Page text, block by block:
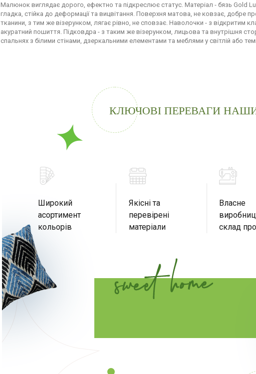
Малюнок виглядає дорого, ефектно та підкреслює статус. Матеріал - бязь Gold
гладка, стійка до деформації та вицвітання. Поверхня матова, не ковзає, добре
тканини, з тим же візерунком, лягає рівно, не сповзає. Наволочки - з відкритим
акуратний пошиття. Підковдра - з таким же візерунком, лицьова та внутрішня
спальнях з білими стінами, дзеркальними елементами та меблями у світлій або
КЛЮЧОВІ ПЕРЕВАГИ
Широкий
асортимент
кольорів
Якісні та
перевірені
матеріали
Власне
склад